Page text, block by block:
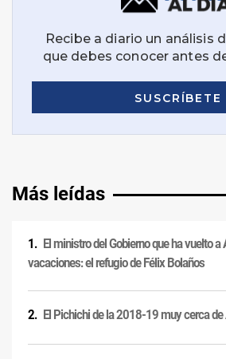
Más leídas
El ministro del Gobierno que ha vuelto a
vacaciones: el refugio de Félix Bolaños
El Pichichi de la 2018-19 muy cerca